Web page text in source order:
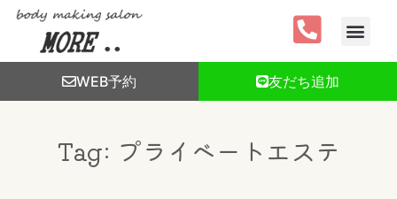
WEB予約 友だち追加
Tag: プライベートエステ